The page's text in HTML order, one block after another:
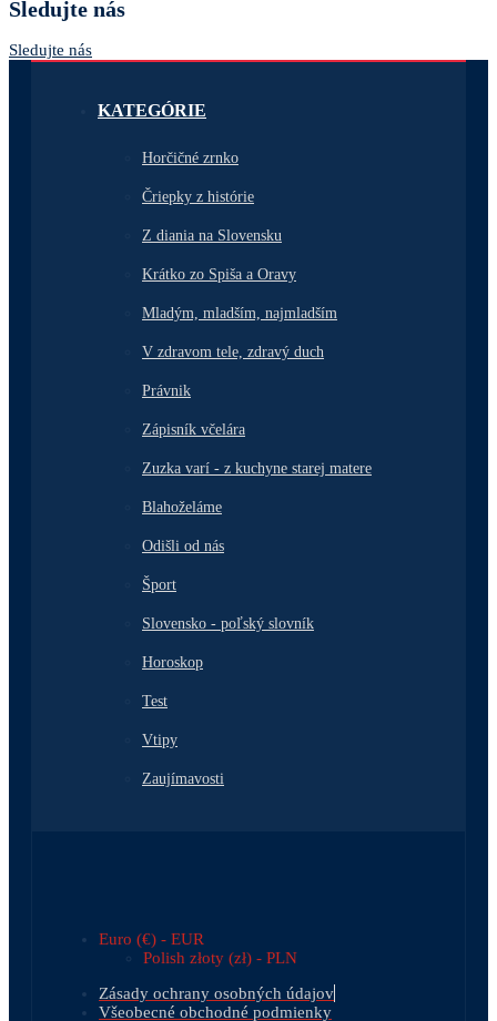
Sledujte nás
Sledujte nás
KATEGÓRIE
Horčičné zrnko
Čriepky z histórie
Z diania na Slovensku
Krátko zo Spiša a Oravy
Mladým, mladším, najmladším
V zdravom tele, zdravý duch
Právnik
Zápisník včelára
Zuzka varí - z kuchyne starej matere
Blahoželáme
Odišli od nás
Šport
Slovensko - poľský slovník
Horoskop
Test
Vtipy
Zaujímavosti
Euro (€) - EUR
Polish złoty (zł) - PLN
Zásady ochrany osobných údajov
Všeobecné obchodné podmienky